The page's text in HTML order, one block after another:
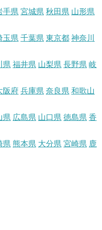
t
手県 宮城県 秋田県 山形県
玉県 千葉県 東京都 神奈川
県 福井県 山梨県 長野県 岐
阪府 兵庫県 奈良県 和歌山
県 広島県 山口県 徳島県 香
県 熊本県 大分県 宮崎県 鹿